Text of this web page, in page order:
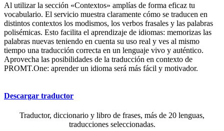
Al utilizar la sección «Contextos» amplías de forma eficaz tu
vocabulario. El servicio muestra claramente cómo se traducen en
distintos contextos los modismos, los verbos frasales y las palabras
polisémicas. Esto facilita el aprendizaje de idiomas: memorizas las
palabras nuevas teniendo en cuenta su uso real y ves al mismo
tiempo una traducción correcta en un lenguaje vivo y auténtico.
Aprovecha las posibilidades de la traducción en contexto de
PROMT.One: aprender un idioma será más fácil y motivador.
Descargar traductor
Traductor, diccionario y libro de frases, más de 20 lenguas,
traducciones seleccionadas.